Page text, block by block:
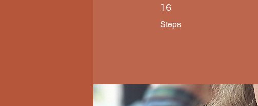
16
Steps
16 Steps